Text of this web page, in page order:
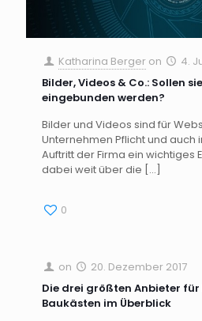
Katharina Berger on
4.
Bilder, Videos & Co.: Sollen
eingebunden werden?
Bilder und Videos sind für
Unternehmen Pflicht und auch
Auftritt der Firma ein wichtiges
dabei weit über die […]
0
on
20. Dezember 2017
Die drei größten Anbieter
Baukästen im Überblick